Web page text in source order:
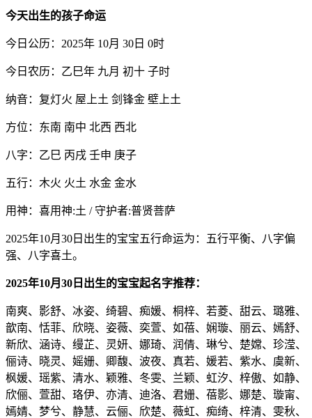
今天出生的孩子命运
今日公历：2025年 10月 30日 0时
今日农历：乙巳年 九月 初十 子时
纳音：复灯火 屋上土 剑锋金 壁上土
方位：东南 南中 北西 西北
八字：乙巳 丙戌 壬申 庚子
五行：木火 火土 水金 金水
用神：喜用神:土 / 守护者:普贤菩萨
2025年10月30日出生的宝宝五行命运为：五行平衡、八字偏
强、八字喜土。
2025年10月30日出生的宝宝起名字推荐：
南爽、影舒、冰姿、绮碧、痴媛、桐梓、若菱、甜云、璐雅、
歆南、恬菲、欣晓、姿薇、奕萱、如蓓、娴璇、丽云、嫣舒、
新欣、涵诗、缦芷、灵妍、娜琦、润倩、琳兮、楚嫦、珍滢、
俪诗、晓灵、媱姗、卿馥、波夜、真若、媛若、紫水、虞新、
枫媛、瑶紫、清水、颖雅、冬雯、兰颖、虹汐、梓傲、如静、
欣俪、萱甜、珞伊、亦清、迪洛、君姗、蓓影、娜楚、璇甯、
嫣婧、梦兮、静慧、云俪、欣楚、薇虹、痴绮、梓清、雯秋、